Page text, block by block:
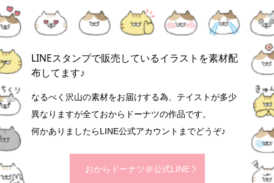
LINEスタンプで販売しているイラストを素材配
布してます♪
なるべく沢山の素材をお届けする為、テイストが多少
異なりますが全ておからドーナツの作品です。
何かありましたらLINE公式アカウントまでどうぞ♪
おからドーナツ＠公式LINE